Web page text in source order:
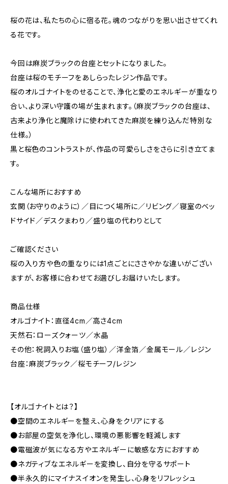
桜の花は、私たちの心に宿る花。魂のつながりを思い出させてくれ
る花です。
今回は麻炭ブラックの台座とセットになりました。
台座は桜のモチーフをあしらったレジン作品です。
桜のオルゴナイトをのせることで、浄化と愛のエネルギーが重なり
合い、より深い守護の場が生まれます。（麻炭ブラックの台座は、
古来より浄化と魔除けに使われてきた麻炭を練り込んだ特別な
仕様。）
黒と桜色のコントラストが、作品の可愛らしさをさらに引き立てま
す。
こんな場所におすすめ
玄関（お守りのように）／目につく場所に／リビング／寝室のベッ
ドサイド／デスクまわり／盛り塩の代わりとして
ご確認ください
桜の入り方や色の重なりには1点ごとにささやかな違いがござい
ますが、お客様に合わせてお選びしお届けいたします。
商品仕様
オルゴナイト：直径4cm／高さ4cm
天然石：ローズクォーツ／水晶
その他：祝詞入りお塩（盛り塩）／洋金箔／金属モール／レジン
台座：麻炭ブラック／桜モチーフ/レジン
【オルゴナイトとは？】
●空間のエネルギーを整え、心身をクリアにする
●お部屋の空気を浄化し、環境の悪影響を軽減します
●電磁波が気になる方やエネルギーに敏感な方におすすめ
●ネガティブなエネルギーを変換し、自分を守るサポート
●半永久的にマイナスイオンを発生し、心身をリフレッシュ